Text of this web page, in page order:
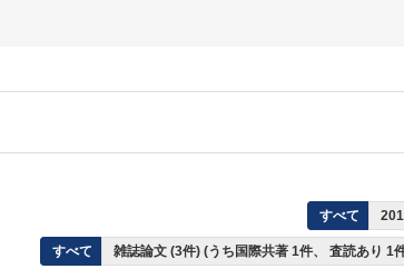
すべて
すべて 雑誌論文 (3件) (うち国際共著 1件、 査読あり 1